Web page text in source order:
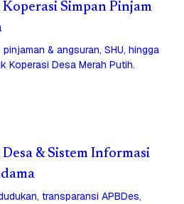
Simpan Pinjam
& angsuran, SHU, hingga
Koperasi Desa Merah Putih.
& Sistem Informasi
transparansi APBDes,